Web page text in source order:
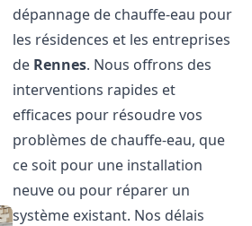
dépannage de chauffe-eau pour
les résidences et les entreprises
de Rennes. Nous offrons des
interventions rapides et
efficaces pour résoudre vos
problèmes de chauffe-eau, que
ce soit pour une installation
neuve ou pour réparer un
système existant. Nos délais